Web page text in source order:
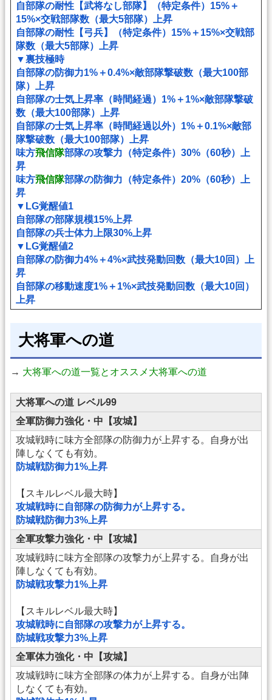
自部隊の耐性【武将なし部隊】（特定条件）15%＋
15%×交戦部隊数（最大5部隊）上昇
自部隊の耐性【弓兵】（特定条件）15%＋15%×交戦部
隊数（最大5部隊）上昇
▼裏技極時
自部隊の防御力1%＋0.4%×敵部隊撃破数（最大100部
隊）上昇
自部隊の士気上昇率（時間経過）1%＋1%×敵部隊撃破
数（最大100部隊）上昇
自部隊の士気上昇率（時間経過以外）1%＋0.1%×敵部
隊撃破数（最大100部隊）上昇
味方飛信隊部隊の攻撃力（特定条件）30%（60秒）上
昇
味方飛信隊部隊の防御力（特定条件）20%（60秒）上
昇
▼LG覚醒値1
自部隊の部隊規模15%上昇
自部隊の兵士体力上限30%上昇
▼LG覚醒値2
自部隊の防御力4%＋4%×武技発動回数（最大10回）上
昇
自部隊の移動速度1%＋1%×武技発動回数（最大10回）
上昇
大将軍への道
→ 大将軍への道一覧とオススメ大将軍への道
大将軍への道 レベル99
全軍防御力強化・中【攻城】
攻城戦時に味方全部隊の防御力が上昇する。自身が出
陣しなくても有効。
防城戦防御力1%上昇
【スキルレベル最大時】
攻城戦時に自部隊の防御力が上昇する。
防城戦防御力3%上昇
全軍攻撃力強化・中【攻城】
攻城戦時に味方全部隊の攻撃力が上昇する。自身が出
陣しなくても有効。
防城戦攻撃力1%上昇
【スキルレベル最大時】
攻城戦時に自部隊の攻撃力が上昇する。
防城戦攻撃力3%上昇
全軍体力強化・中【攻城】
攻城戦時に味方全部隊の体力が上昇する。自身が出陣
しなくても有効。